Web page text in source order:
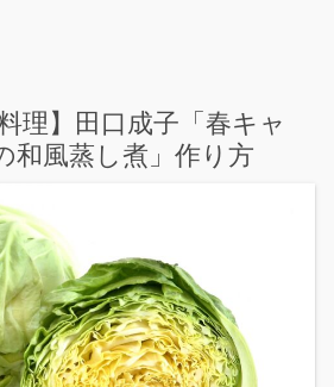
理】田口成子「春キャ
和風蒸し煮」作り方